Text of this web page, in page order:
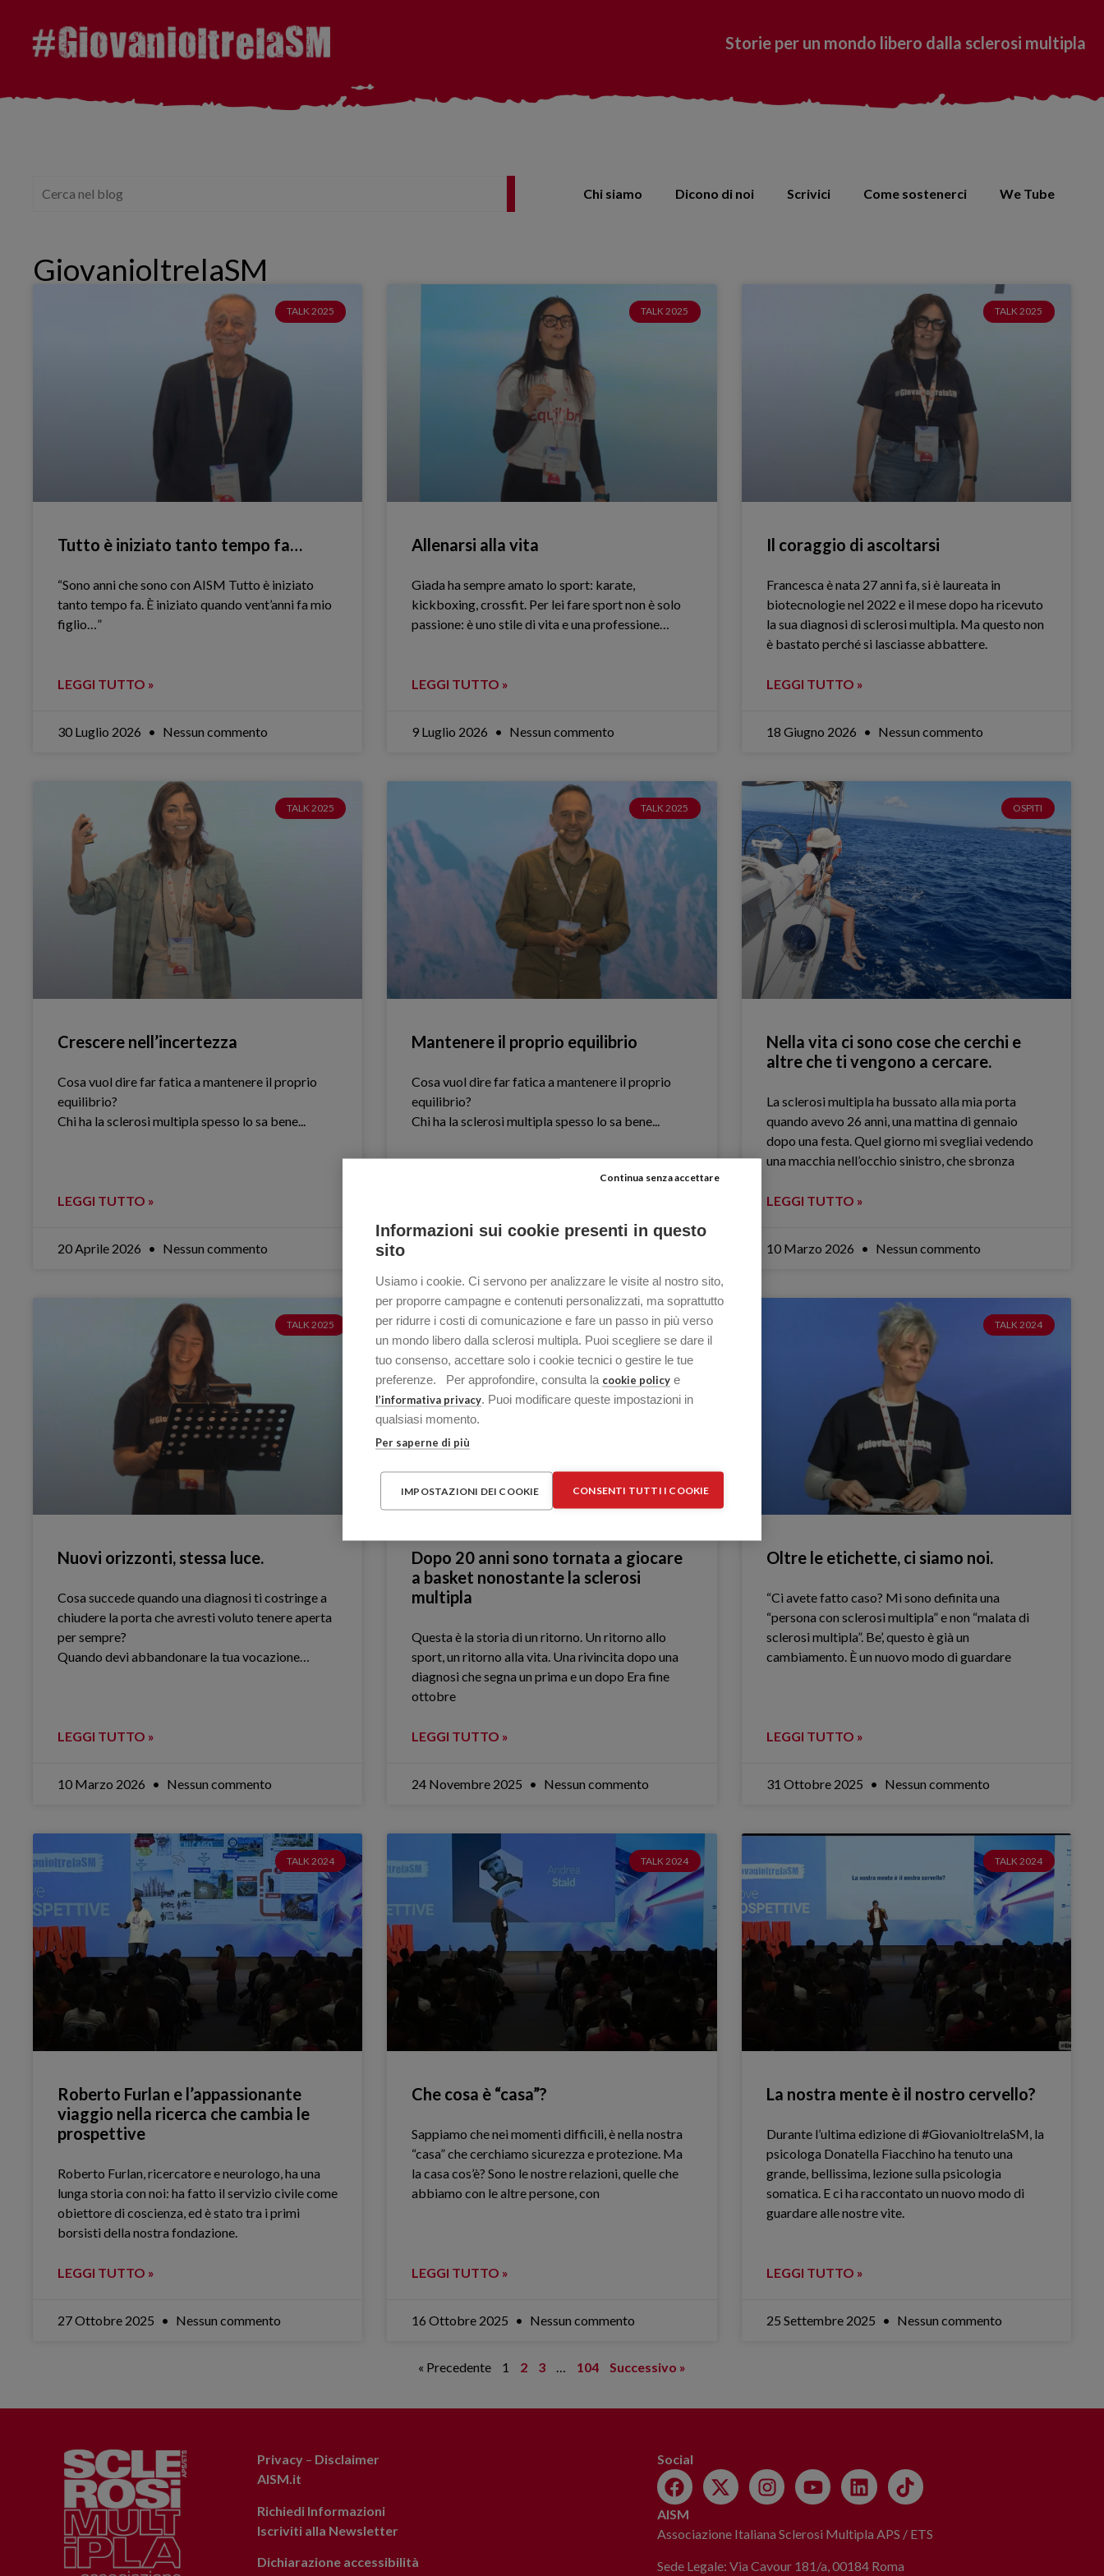
Storie per un mondo libero dalla sclerosi multipla
Chi siamo Dicono di noi Scrivici Come sostenerci We Tube
GiovanioltrelaSM
TALK 2025
Tutto è iniziato tanto tempo fa…
“Sono anni che sono con AISM Tutto è iniziato
tanto tempo fa. È iniziato quando vent’anni fa mio
figlio…”
LEGGI TUTTO »
30 Luglio 2026 Nessun commento
TALK 2025
Allenarsi alla vita
Giada ha sempre amato lo sport: karate,
kickboxing, crossfit. Per lei fare sport non è solo
passione: è uno stile di vita e una professione…
LEGGI TUTTO »
9 Luglio 2026 Nessun commento
TALK 2025
Il coraggio di ascoltarsi
Francesca è nata 27 anni fa, si è laureata in
biotecnologie nel 2022 e il mese dopo ha ricevuto
la sua diagnosi di sclerosi multipla. Ma questo non
è bastato perché si lasciasse abbattere.
LEGGI TUTTO »
18 Giugno 2026 Nessun commento
TALK 2025
Crescere nell’incertezza
Cosa vuol dire far fatica a mantenere il proprio
equilibrio?
Chi ha la sclerosi multipla spesso lo sa bene.​..
LEGGI TUTTO »
20 Aprile 2026 Nessun commento
TALK 2025
Mantenere il proprio equilibrio
Cosa vuol dire far fatica a mantenere il proprio
equilibrio?
Chi ha la sclerosi multipla spesso lo sa bene.​..
OSPITI
Nella vita ci sono cose che cerchi e
altre che ti vengono a cercare.
La sclerosi multipla ha bussato alla mia porta
quando avevo 26 anni, una mattina di gennaio
dopo una festa. Quel giorno mi svegliai vedendo
una macchia nell’occhio sinistro, che sbronza
LEGGI TUTTO »
10 Marzo 2026 Nessun commento
TALK 2025
Nuovi orizzonti, stessa luce.
Cosa succede quando una diagnosi ti costringe a
chiudere la porta che avresti voluto tenere aperta
per sempre?
Quando devi abbandonare la tua vocazione…
LEGGI TUTTO »
10 Marzo 2026 Nessun commento
OSPITI
Dopo 20 anni sono tornata a giocare
a basket nonostante la sclerosi
multipla
Questa è la storia di un ritorno. Un ritorno allo
sport, un ritorno alla vita. Una rivincita dopo una
diagnosi che segna un prima e un dopo Era fine
ottobre
LEGGI TUTTO »
24 Novembre 2025 Nessun commento
TALK 2024
Oltre le etichette, ci siamo noi.
“Ci avete fatto caso? Mi sono definita una
“persona con sclerosi multipla” e non “malata di
sclerosi multipla”. Be’, questo è già un
cambiamento. È un nuovo modo di guardare
LEGGI TUTTO »
31 Ottobre 2025 Nessun commento
TALK 2024
Roberto Furlan e l’appassionante
viaggio nella ricerca che cambia le
prospettive
Roberto Furlan, ricercatore e neurologo, ha una
lunga storia con noi: ha fatto il servizio civile come
obiettore di coscienza, ed è stato tra i primi
borsisti della nostra fondazione.
LEGGI TUTTO »
27 Ottobre 2025 Nessun commento
TALK 2024
Che cosa è “casa”?
Sappiamo che nei momenti difficili, è nella nostra
“casa” che cerchiamo sicurezza e protezione. Ma
la casa cos’è? Sono le nostre relazioni, quelle che
abbiamo con le altre persone, con
LEGGI TUTTO »
16 Ottobre 2025 Nessun commento
TALK 2024
La nostra mente è il nostro cervello?
Durante l’ultima edizione di #GiovanioltrelaSM, la
psicologa Donatella Fiacchino ha tenuto una
grande, bellissima, lezione sulla psicologia
somatica. E ci ha raccontato un nuovo modo di
guardare alle nostre vite.
LEGGI TUTTO »
25 Settembre 2025 Nessun commento
« Precedente 1 2 3 … 104 Successivo »
Privacy– Disclaimer
AISM.it
Richiedi Informazioni
Iscriviti alla Newsletter
Dichiarazione accessibilità
Social
AISM
Associazione Italiana Sclerosi Multipla APS / ETS
Sede Legale: Via Cavour 181/a, 00184 Roma
Informazioni sui cookie presenti in questo
sito
Usiamo i cookie. Ci servono per analizzare le visite al nostro sito,
per proporre campagne e contenuti personalizzati, ma soprattutto
per ridurre i costi di comunicazione e fare un passo in più verso
un mondo libero dalla sclerosi multipla. Puoi scegliere se dare il
tuo consenso, accettare solo i cookie tecnici o gestire le tue
preferenze. Per approfondire, consulta la cookie policy e
l’informativa privacy. Puoi modificare queste impostazioni in
qualsiasi momento.
Per saperne di più
IMPOSTAZIONI DEI COOKIE CONSENTI TUTTI I COOKIE
Continua senza accettare